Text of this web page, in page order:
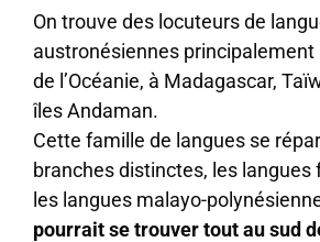
On trouve des locuteurs de
austronésiennes
de l’Océanie, à Madagascar,
îles Andaman.
Cette famille de langues se
branches distinctes, les langues
les langues malayo-
pourrait se trouver tout au sud